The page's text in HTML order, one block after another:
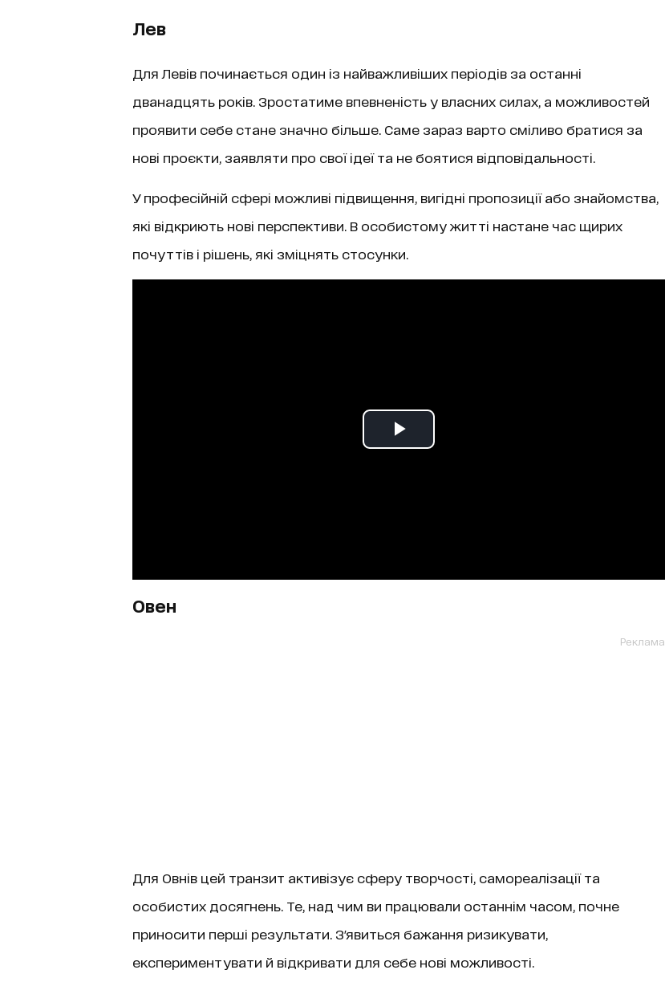
Лев
Для Левів починається один із найважливіших періодів за останні
дванадцять років. Зростатиме впевненість у власних силах, а можливостей
проявити себе стане значно більше. Саме зараз варто сміливо братися за
нові проєкти, заявляти про свої ідеї та не боятися відповідальності.
У професійній сфері можливі підвищення, вигідні пропозиції або знайомства,
які відкриють нові перспективи. В особистому житті настане час щирих
почуттів і рішень, які зміцнять стосунки.
Овен
Реклама
Для Овнів цей транзит активізує сферу творчості, самореалізації та
особистих досягнень. Те, над чим ви працювали останнім часом, почне
приносити перші результати. З'явиться бажання ризикувати,
експериментувати й відкривати для себе нові можливості.